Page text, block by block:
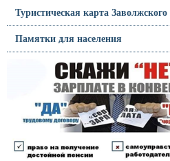
Туристическая карта
Памятки для населения